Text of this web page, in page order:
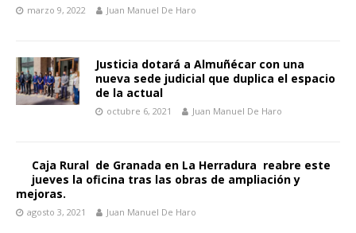
marzo 9, 2022 Juan Manuel De Haro
Justicia dotará a Almuñécar con una
nueva sede judicial que duplica el espacio
de la actual
octubre 6, 2021 Juan Manuel De Haro
Caja Rural de Granada en La Herradura reabre este
jueves la oficina tras las obras de ampliación y
mejoras.
agosto 3, 2021 Juan Manuel De Haro